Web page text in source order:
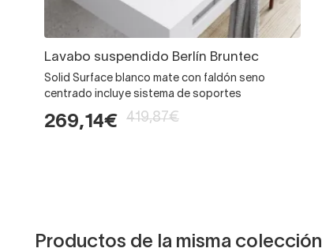
Lavabo suspendido Berlín Bruntec
Solid Surface blanco mate con faldón seno
centrado incluye sistema de soportes
269,14€ 419,87€
Productos de la misma colección